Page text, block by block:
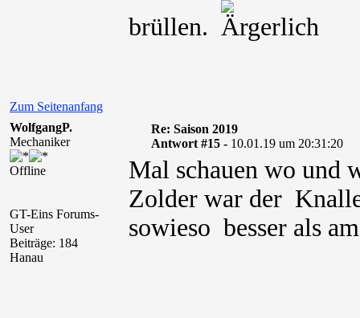
brüllen.
Zum Seitenanfang
WolfgangP.
Mechaniker
Offline
GT-Eins Forums-
User
Beiträge: 184
Hanau
Re: Saison 2019
Antwort #15 - 10.01.19 um 20:31:20
Mal schauen wo und
Zolder war der
sowieso besser als